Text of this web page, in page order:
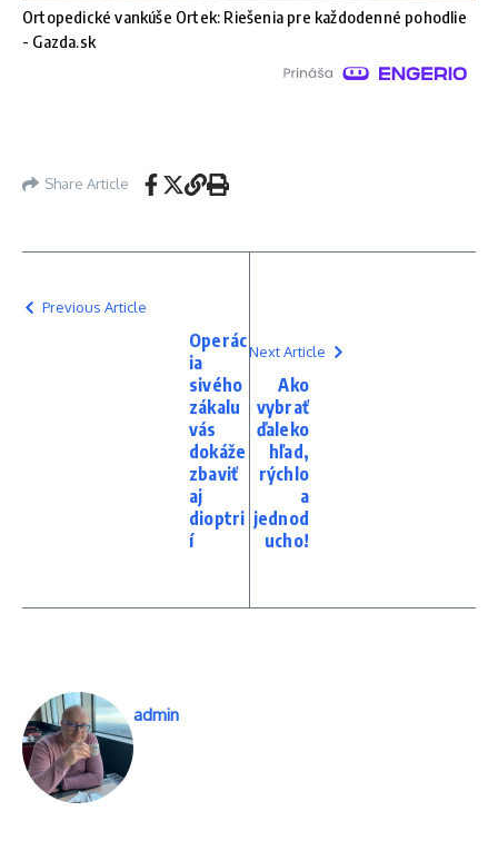
Ortopedické vankúše Ortek: Riešenia pre každodenné pohodlie
- Gazda.sk
Share Article
Previous Article
Operác
ia
sivého
zákalu
vás
dokáže
zbaviť
aj
dioptri
í
Next Article
Ako
vybrať
ďaleko
hľad,
rýchlo
a
jednod
ucho!
admin